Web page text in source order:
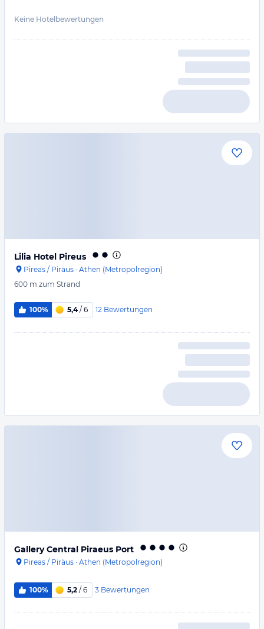
Keine Hotelbewertungen
Lilia Hotel Pireus
Pireas / Piräus · Athen (Metropolregion)
600 m zum Strand
100% 5,4/ 6 12 Bewertungen
Gallery Central Piraeus Port
Pireas / Piräus · Athen (Metropolregion)
100% 5,2 / 6 3 Bewertungen